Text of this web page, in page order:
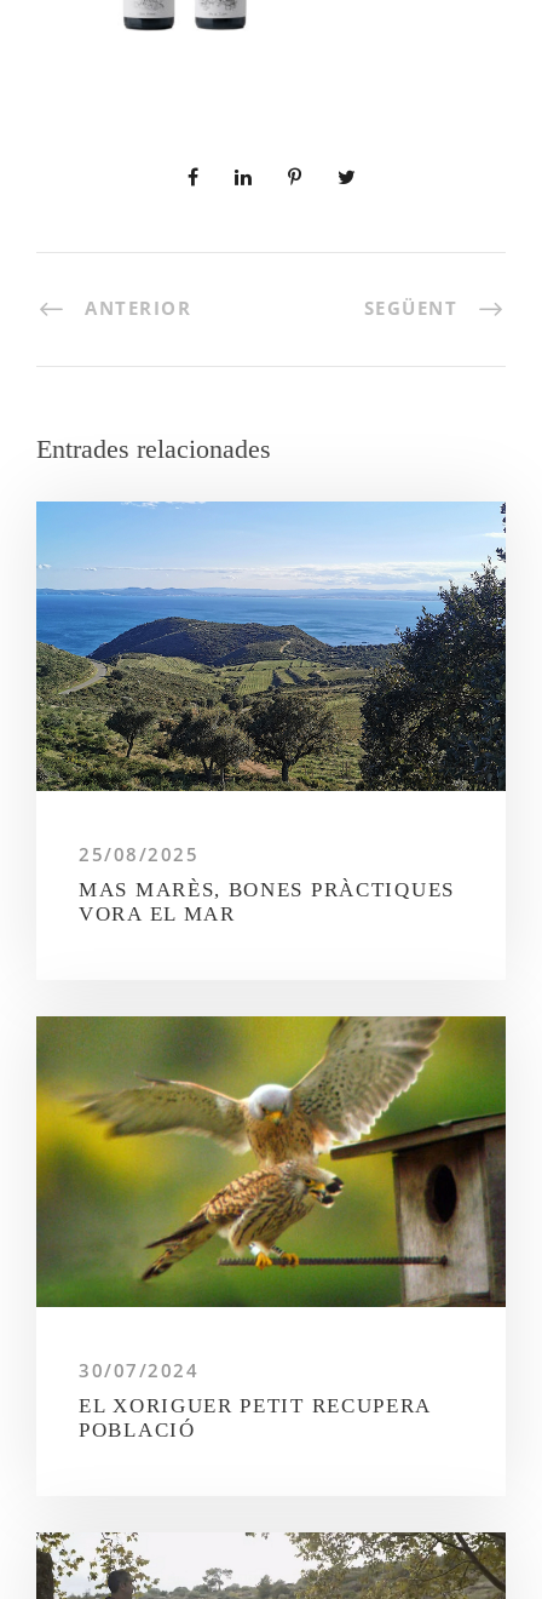
ANTERIOR SEGÜENT
Entrades relacionades
25/08/2025
MAS MARÈS, BONES PRÀCTIQUES
VORA EL MAR
30/07/2024
EL XORIGUER PETIT RECUPERA
POBLACIÓ